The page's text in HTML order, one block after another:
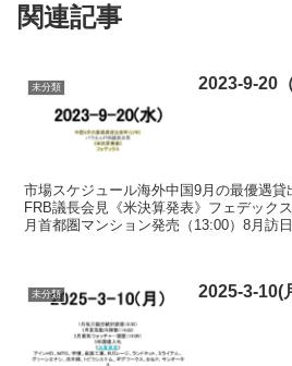
関連記事
未分類 2023-9-20（
市場スケジュール海外中国9月の最優遇
FRB議長会見《米決算発表》フェデック
月首都圏マンション発売（13:00）8月訪
未分類 2025-3-10(